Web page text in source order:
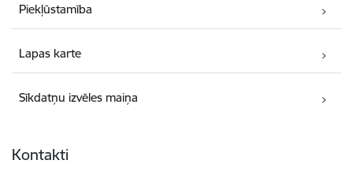
Piekļūstamība
Lapas karte
Sīkdatņu izvēles maiņa
Kontakti